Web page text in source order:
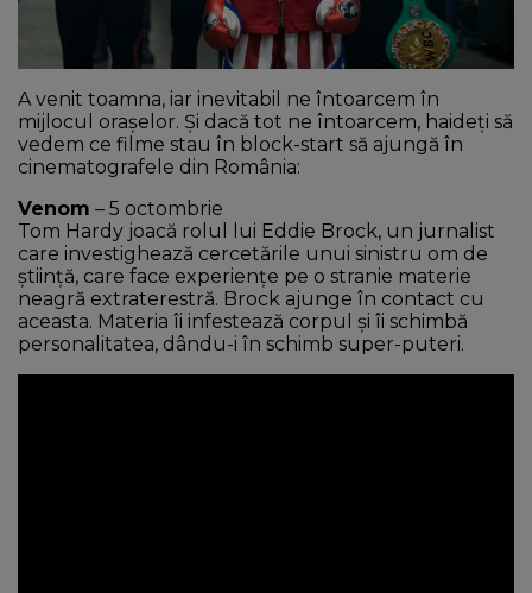
A venit toamna, iar inevitabil ne întoarcem în
mijlocul orașelor. Și dacă tot ne întoarcem, haideți să
vedem ce filme stau în block-start să ajungă în
cinematografele din România:
Venom – 5 octombrie
Tom Hardy joacă rolul lui Eddie Brock, un jurnalist
care investighează cercetările unui sinistru om de
știință, care face experiențe pe o stranie materie
neagră extraterestră. Brock ajunge în contact cu
aceasta. Materia îi infestează corpul și îi schimbă
personalitatea, dându-i în schimb super-puteri.